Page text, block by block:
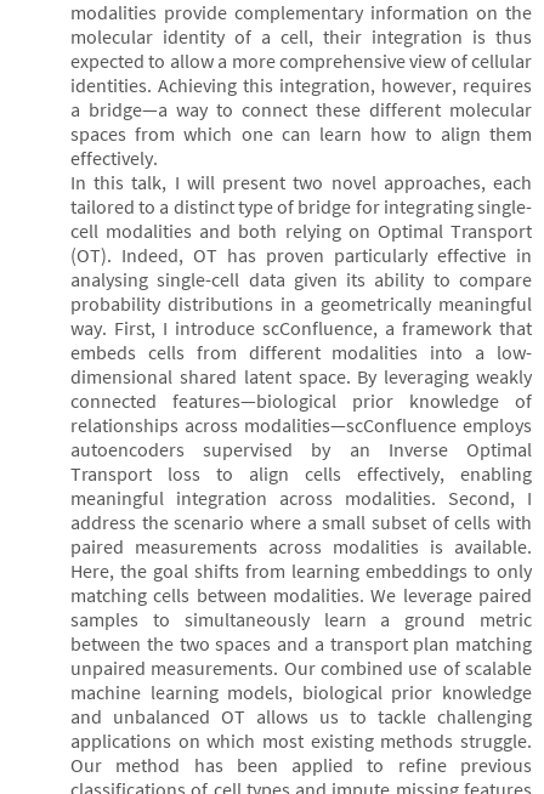
modalities provide complementary information on the
molecular identity of a cell, their integration is thus
expected to allow a more comprehensive view of cellular
identities. Achieving this integration, however, requires
a bridge—a way to connect these different molecular
spaces from which one can learn how to align them
effectively.
In this talk, I will present two novel approaches, each
tailored to a distinct type of bridge for integrating single-
cell modalities and both relying on Optimal Transport
(OT). Indeed, OT has proven particularly effective in
analysing single-cell data given its ability to compare
probability distributions in a geometrically meaningful
way. First, I introduce scConfluence, a framework that
embeds cells from different modalities into a low-
dimensional shared latent space. By leveraging weakly
connected features—biological prior knowledge of
relationships across modalities—scConfluence employs
autoencoders supervised by an Inverse Optimal
Transport loss to align cells effectively, enabling
meaningful integration across modalities. Second, I
address the scenario where a small subset of cells with
paired measurements across modalities is available.
Here, the goal shifts from learning embeddings to only
matching cells between modalities. We leverage paired
samples to simultaneously learn a ground metric
between the two spaces and a transport plan matching
unpaired measurements. Our combined use of scalable
machine learning models, biological prior knowledge
and unbalanced OT allows us to tackle challenging
applications on which most existing methods struggle.
Our method has been applied to refine previous
classifications of cell types and impute missing features